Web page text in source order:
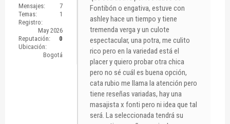
Mensajes:
7
Temas:
1
Registro:
May 2026
Reputación:
0
Ubicación:
Bogotá
Fontibón o engativa, estuve con
ashley hace un tiempo y tiene
tremenda verga y un culote
espectacular, una potra, me culito
rico pero en la variedad está el
placer y quiero probar otra chica
pero no sé cuál es buena opción,
cata rubio me llama la atención pero
tiene reseñas variadas, hay una
masajista x fonti pero ni idea que tal
será. La seleccionada tendrá su